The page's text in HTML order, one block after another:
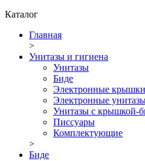
Каталог
Главная
>
Унитазы и гигиена
Унитазы
Биде
Электронные
Электронные
Унитазы с крышкой-
Писсуары
Комплектующие
>
Биде